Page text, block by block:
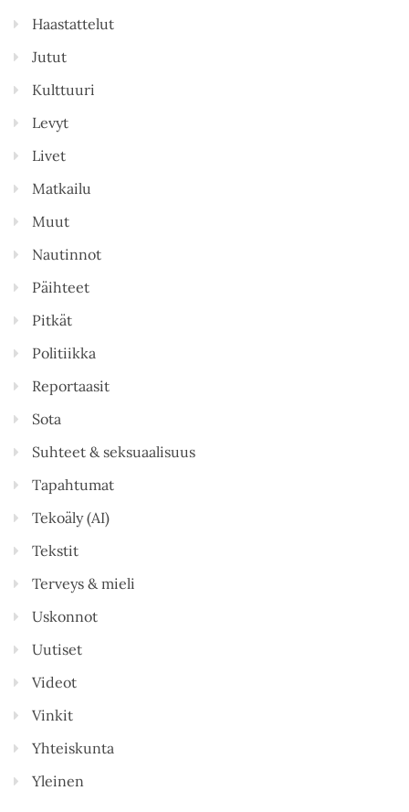
Haastattelut
Jutut
Kulttuuri
Levyt
Livet
Matkailu
Muut
Nautinnot
Päihteet
Pitkät
Politiikka
Reportaasit
Sota
Suhteet & seksuaalisuus
Tapahtumat
Tekoäly (AI)
Tekstit
Terveys & mieli
Uskonnot
Uutiset
Videot
Vinkit
Yhteiskunta
Yleinen